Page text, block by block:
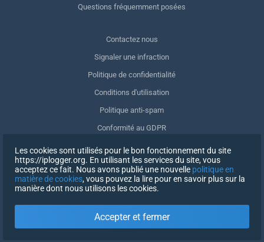
Questions fréquemment posées
Contactez nous
Signaler une infraction
Politique de confidentialité
Conditions d'utilisation
Politique anti-spam
Conformité au GDPR
Supprimer mes données
Retrait du consentement
SE CONNECTER
Les cookies sont utilisés pour le bon fonctionnement du site
https://iplogger.org. En utilisant les services du site, vous
acceptez ce fait. Nous avons publié une nouvelle politique en
matière de cookies, vous pouvez la lire pour en savoir plus sur la
manière dont nous utilisons les cookies.
Accepter et fermer